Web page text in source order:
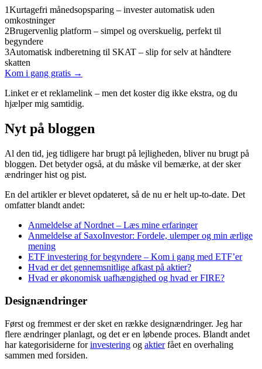
1Kurtagefri månedsopsparing – invester automatisk uden
omkostninger
2Brugervenlig platform – simpel og overskuelig, perfekt til
begyndere
3Automatisk indberetning til SKAT – slip for selv at håndtere
skatten
Kom i gang gratis →
Linket er et reklamelink – men det koster dig ikke ekstra, og du
hjælper mig samtidig.
Nyt på bloggen
Al den tid, jeg tidligere har brugt på lejligheden, bliver nu brugt på
bloggen. Det betyder også, at du måske vil bemærke, at der sker
ændringer hist og pist.
En del artikler er blevet opdateret, så de nu er helt up-to-date. Det
omfatter blandt andet:
Anmeldelse af Nordnet – Læs mine erfaringer
Anmeldelse af SaxoInvestor: Fordele, ulemper og min ærlige
mening
ETF investering for begyndere – Kom i gang med ETF’er
Hvad er det gennemsnitlige afkast på aktier?
Hvad er økonomisk uafhængighed og hvad er FIRE?
Designændringer
Først og fremmest er der sket en række designændringer. Jeg har
flere ændringer planlagt, og det er en løbende proces. Blandt andet
har kategorisiderne forinvestering og aktierfået en overhaling
sammen med forsiden.